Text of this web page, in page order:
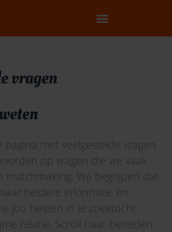
vragen
met veelgestelde vragen.
op vragen die we vaak
matchmaking. We begrijpen dat
heldere informatie en
jou helpen in je zoektocht
relatie. Scroll naar beneden